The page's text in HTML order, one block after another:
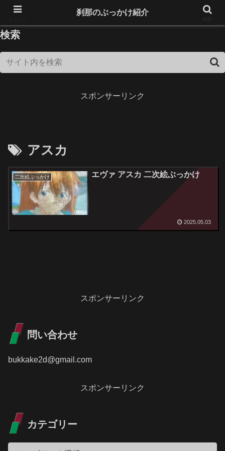
18歳未満は閲覧できません！
検索
スポンサーリンク
アスカ
二次絵ぶっかけ エヴァ アスカ 二次絵ぶっかけ
2025.05.03
スポンサーリンク
問い合わせ
bukkake2d@gmail.com
スポンサーリンク
カテゴリー
刹那のぶっかけ紹介